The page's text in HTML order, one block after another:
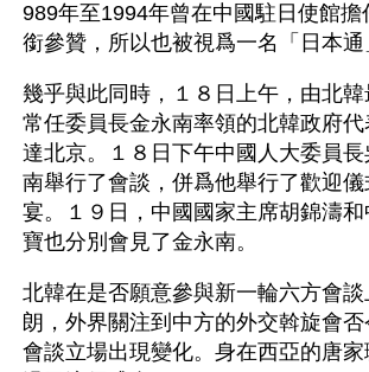
989年至1994年曾在中國駐日使館擔
銜參贊，所以也被視爲一名「日本通
幾乎與此同時，１８日上午，由北
常任委員長金永南率領的北韓政府
達北京。１８日下午中國人大委員
南舉行了會談，併爲他舉行了歡迎
宴。１９日，中國國家主席胡錦濤
寶也分別會見了金永南。
北韓在是否願意參與新一輪六方會談
朗，外界關注到中方的外交斡旋會
會談立場出現變化。身在西亞的唐